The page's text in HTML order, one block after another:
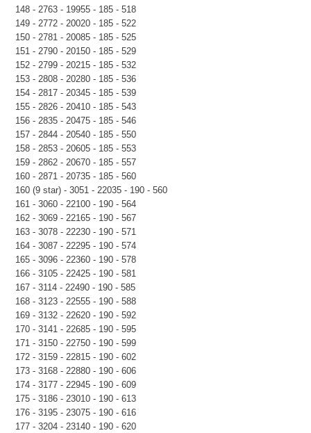
148 - 2763 - 19955 - 185 - 518
149 - 2772 - 20020 - 185 - 522
150 - 2781 - 20085 - 185 - 525
151 - 2790 - 20150 - 185 - 529
152 - 2799 - 20215 - 185 - 532
153 - 2808 - 20280 - 185 - 536
154 - 2817 - 20345 - 185 - 539
155 - 2826 - 20410 - 185 - 543
156 - 2835 - 20475 - 185 - 546
157 - 2844 - 20540 - 185 - 550
158 - 2853 - 20605 - 185 - 553
159 - 2862 - 20670 - 185 - 557
160 - 2871 - 20735 - 185 - 560
160 (9 star) - 3051 - 22035 - 190 - 560
161 - 3060 - 22100 - 190 - 564
162 - 3069 - 22165 - 190 - 567
163 - 3078 - 22230 - 190 - 571
164 - 3087 - 22295 - 190 - 574
165 - 3096 - 22360 - 190 - 578
166 - 3105 - 22425 - 190 - 581
167 - 3114 - 22490 - 190 - 585
168 - 3123 - 22555 - 190 - 588
169 - 3132 - 22620 - 190 - 592
170 - 3141 - 22685 - 190 - 595
171 - 3150 - 22750 - 190 - 599
172 - 3159 - 22815 - 190 - 602
173 - 3168 - 22880 - 190 - 606
174 - 3177 - 22945 - 190 - 609
175 - 3186 - 23010 - 190 - 613
176 - 3195 - 23075 - 190 - 616
177 - 3204 - 23140 - 190 - 620